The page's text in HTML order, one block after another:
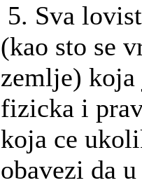
5. Sva
(kao sto se
zemlje) koja
fizicka i
koja ce
obavezi da